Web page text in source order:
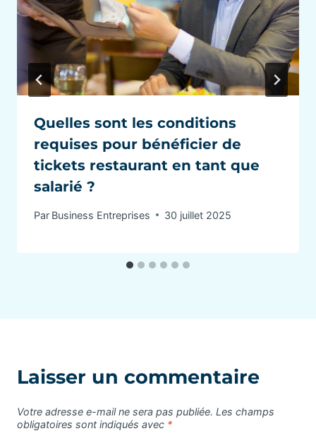
Quelles sont les conditions
requises pour bénéficier de
tickets restaurant en tant que
salarié ?
Par Business Entreprises 30 juillet 2025
Laisser un commentaire
Votre adresse e-mail ne sera pas publiée. Les champs
obligatoires sont indiqués avec *